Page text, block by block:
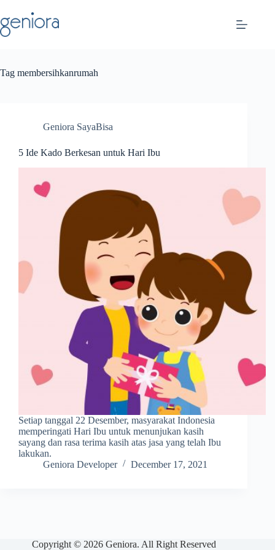
to
content
Tag membersihkanrumah
Geniora SayaBisa
5 Ide Kado Berkesan untuk Hari Ibu
Setiap tanggal 22 Desember, masyarakat Indonesia
memperingati Hari Ibu untuk menunjukan kasih
sayang dan rasa terima kasih atas jasa yang telah Ibu
lakukan.
Geniora Developer
December 17, 2021
Copyright © 2026 Geniora. All Right Reserved